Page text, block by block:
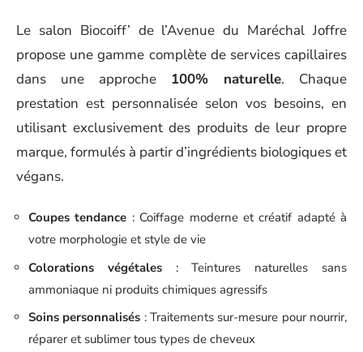
Le salon Biocoiff’ de l’Avenue du Maréchal Joffre
propose une gamme complète de services capillaires
dans une approche 100% naturelle. Chaque
prestation est personnalisée selon vos besoins, en
utilisant exclusivement des produits de leur propre
marque, formulés à partir d’ingrédients biologiques et
végans.
Coupes tendance : Coiffage moderne et créatif adapté à
votre morphologie et style de vie
Colorations végétales: Teintures naturelles sans
ammoniaque ni produits chimiques agressifs
Soins personnalisés : Traitements sur-mesure pour nourrir,
réparer et sublimer tous types de cheveux